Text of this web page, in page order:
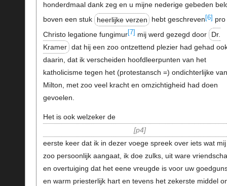
honderdmaal dank zeg en u mijne nederige gebeden
boven een stuk
heerlijke verzen hebt geschreven [6] pro
Christo legatione fungimur[7] mij werd gezegd door
Dr.
Kramer dat hij een zoo ontzettend plezier had gehad
daarin, dat ik verscheiden hoofdleerpunten van het
katholicisme tegen het (protestansch =) ondichterlijke van
Milton, met zoo veel kracht en omzichtigheid had doen
gevoelen.
Het is ook welzeker de
p4
eerste keer dat ik in dezer voege spreek over iets wat mij
zoo persoonlijk aangaat, ik doe zulks, uit ware
en overtuiging dat het eene vreugde is voor uw
en warm priesterlijk hart en tevens het zekerste middel